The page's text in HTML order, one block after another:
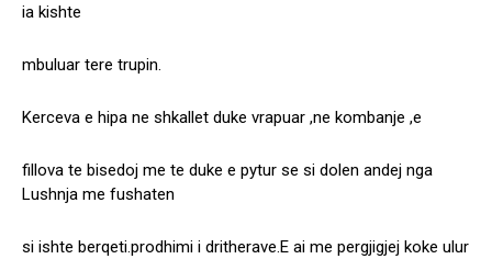
ia kishte
mbuluar tere trupin.
Kerceva e hipa ne shkallet duke vrapuar ,ne kombanje ,e
fillova te bisedoj me te duke e pytur se si dolen andej nga
Lushnja me fushaten
si ishte berqeti.prodhimi i dritherave.E ai me pergjigjej koke ulur